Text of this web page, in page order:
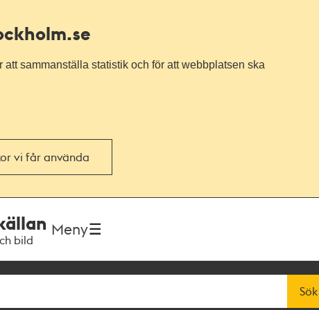
sammanställa statistik och för att webbplatsen ska
vi får använda
bild
Meny
Sök